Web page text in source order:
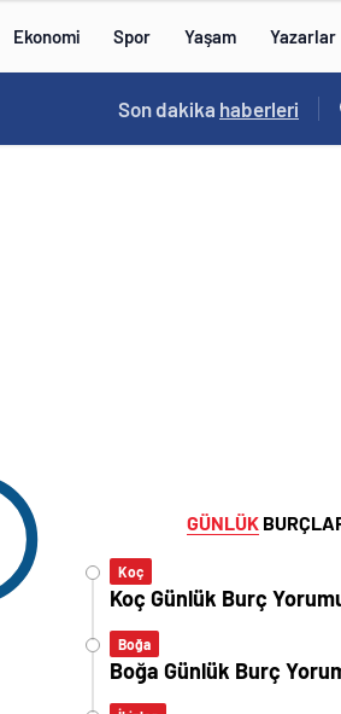
Ekonomi Spor Yaşam Yazarlar
16:09 /
Son dakika haberleri
GÜNLÜK
Koç
Koç Günlük Burç
Boğa
Boğa Günlük Burç